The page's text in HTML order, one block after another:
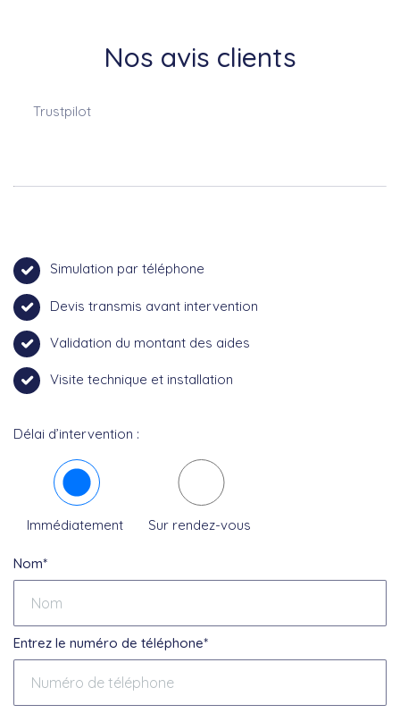
Nos avis clients
Trustpilot
Simulation par téléphone
Devis transmis avant intervention
Validation du montant des aides
Visite technique et installation
Délai d’intervention :
Immédiatement Sur rendez-vous
Nom*
Entrez le numéro de téléphone*